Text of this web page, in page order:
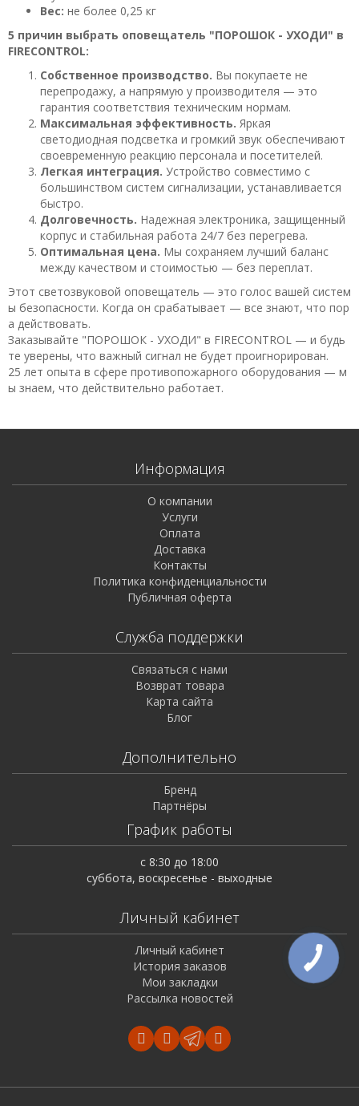
Вес: не более 0,25 кг
5 причин выбрать оповещатель "ПОРОШОК - УХОДИ" в
FIRECONTROL:
Собственное производство. Вы покупаете не
перепродажу, а напрямую у производителя — это
гарантия соответствия техническим нормам.
Максимальная эффективность. Яркая
светодиодная подсветка и громкий звук обеспечивают
своевременную реакцию персонала и посетителей.
Легкая интеграция. Устройство совместимо с
большинством систем сигнализации, устанавливается
быстро.
Долговечность. Надежная электроника, защищенный
корпус и стабильная работа 24/7 без перегрева.
Оптимальная цена. Мы сохраняем лучший баланс
между качеством и стоимостью — без переплат.
Этот светозвуковой оповещатель — это голос вашей систем
ы безопасности. Когда он срабатывает — все знают, что пор
а действовать.
Заказывайте "ПОРОШОК - УХОДИ" в FIRECONTROL — и будь
те уверены, что важный сигнал не будет проигнорирован.
25 лет опыта в сфере противопожарного оборудования — м
ы знаем, что действительно работает.
Информация
О компании
Услуги
Оплата
Доставка
Контакты
Политика конфиденциальности
Публичная оферта
Служба поддержки
Связаться с нами
Возврат товара
Карта сайта
Блог
Дополнительно
Бренд
Партнёры
График работы
с 8:30 до 18:00
суббота, воскресенье - выходные
Личный кабинет
Личный кабинет
История заказов
Мои закладки
Рассылка новостей